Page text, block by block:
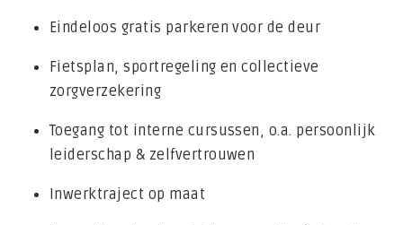
Eindeloos gratis parkeren voor de deur
Fietsplan, sportregeling en collectieve
zorgverzekering
Toegang tot interne cursussen, o.a. persoonlijk
leiderschap & zelfvertrouwen
Inwerktraject op maat